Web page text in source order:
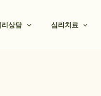
리상담 심리치료